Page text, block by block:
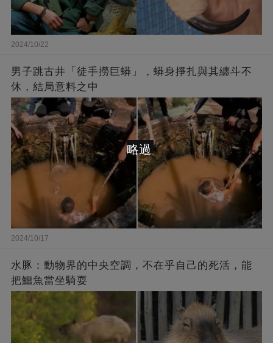
2024/10/22
男子跳古井「徒手撈巨蟒」，蟒身掙扎與其纏斗不
休，結局意料之中
2024/10/17
水豚：動物界的中央空調，不在乎自己的死活，能
把鱷魚當坐騎耍
略過